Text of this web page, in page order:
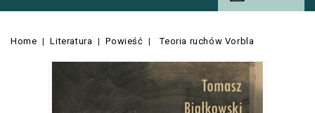
Home Literatura Powieść Teoria ruchów Vorbla